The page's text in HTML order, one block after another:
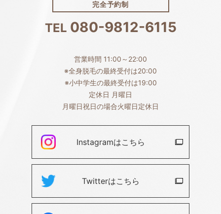
完全予約制
TEL 080-9812-6115
営業時間 11:00～22:00
※全身脱毛の最終受付は20:00
※小中学生の最終受付は19:00
定休日 月曜日
月曜日祝日の場合火曜日定休日
Instagramはこちら
Twitterはこちら